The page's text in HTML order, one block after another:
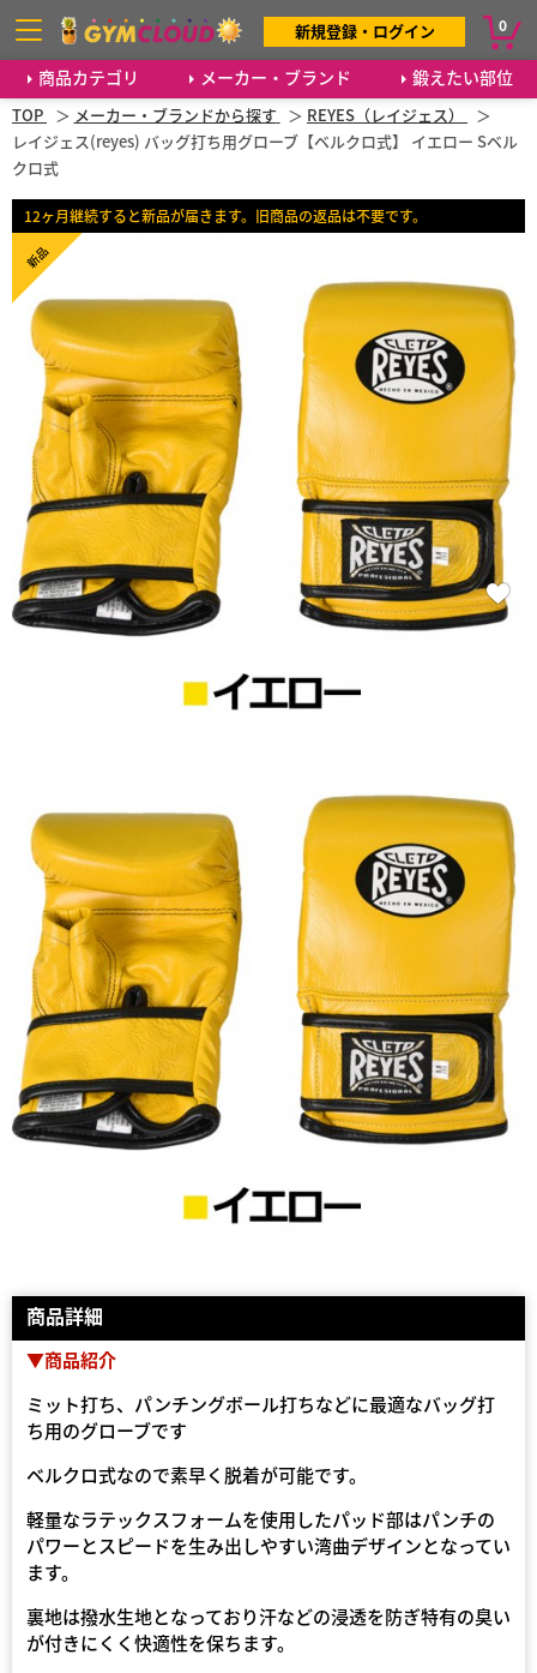
商品カテゴリ メーカー・ブランド 鍛えたい部位
新規登録・ログイン 0
TOP メーカー・ブランドから探す
REYES（レイジェス）
レイジェス(reyes) バッグ打ち用グローブ【ベルクロ式】 イエロー Sベル
クロ式
12ヶ月継続すると新品が届きます。旧商品の返品は不要です。
新品
商品詳細
▼商品紹介
ミット打ち、パンチングボール打ちなどに最適なバッグ打
ち用のグローブです
ベルクロ式なので素早く脱着が可能です。
軽量なラテックスフォームを使用したパッド部はパンチの
パワーとスピードを生み出しやすい湾曲デザインとなってい
ます。
裏地は撥水生地となっており汗などの浸透を防ぎ特有の臭い
が付きにくく快適性を保ちます。